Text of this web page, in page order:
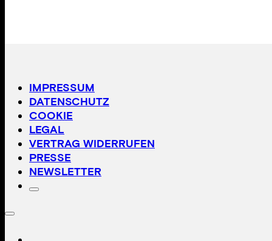
IMPRESSUM
DATENSCHUTZ
COOKIE
LEGAL
VERTRAG WIDERRUFEN
PRESSE
NEWSLETTER